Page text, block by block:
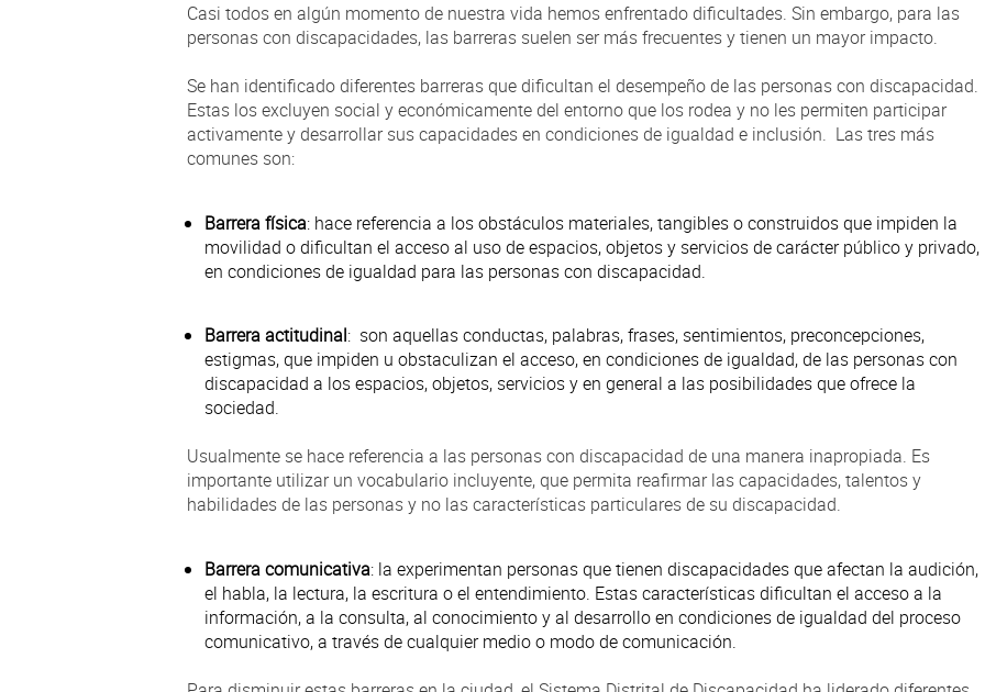
Casi todos en algún momento de nuestra vida hemos enfrentado dificultades. Sin embargo, para las
personas con discapacidades, las barreras suelen ser más frecuentes y tienen un mayor impacto.
Se han identificado diferentes barreras que dificultan el desempeño de las personas con discapacidad.
Estas los excluyen social y económicamente del entorno que los rodea y no les permiten participar
activamente y desarrollar sus capacidades en condiciones de igualdad e inclusión. Las tres más
comunes son:
Barrera física: hace referencia a los obstáculos materiales, tangibles o construidos que impiden la
movilidad o dificultan el acceso al uso de espacios, objetos y servicios de carácter público y privado,
en condiciones de igualdad para las personas con discapacidad.
Barrera actitudinal: son aquellas conductas, palabras, frases, sentimientos, preconcepciones,
estigmas, que impiden u obstaculizan el acceso, en condiciones de igualdad, de las personas con
discapacidad a los espacios, objetos, servicios y en general a las posibilidades que ofrece la
sociedad.
Usualmente se hace referencia a las personas con discapacidad de una manera inapropiada. Es
importante utilizar un vocabulario incluyente, que permita reafirmar las capacidades, talentos y
habilidades de las personas y no las características particulares de su discapacidad.
Barrera comunicativa: la experimentan personas que tienen discapacidades que afectan la audición,
el habla, la lectura, la escritura o el entendimiento. Estas características dificultan el acceso a la
información, a la consulta, al conocimiento y al desarrollo en condiciones de igualdad del proceso
comunicativo, a través de cualquier medio o modo de comunicación.